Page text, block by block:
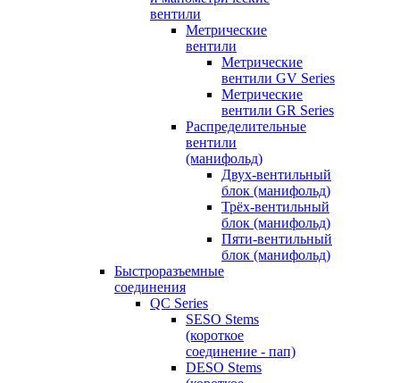
вентили
Метрические
вентили
Метрические
вентили GV Series
Метрические
вентили GR Series
Распределительные
вентили
(манифольд)
Двух-вентильный
блок (манифольд)
Трёх-вентильный
блок (манифольд)
Пяти-вентильный
блок (манифольд)
Быстроразъемные
соединения
QC Series
SESO Stems
(короткое
соединение - пап)
DESO Stems